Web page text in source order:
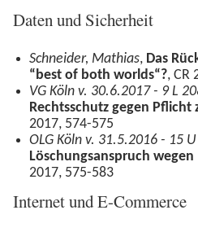
Daten und Sicherheit
Schneider, Mathias, Das
“best of both worlds“?, CR
VG Köln v. 30.6.2017 - 9 L
Rechtsschutz gegen
2017, 574-575
OLG Köln v. 31.5.2016 - 15
Löschungsanspruch
2017, 575-583
Internet und E-Commerce